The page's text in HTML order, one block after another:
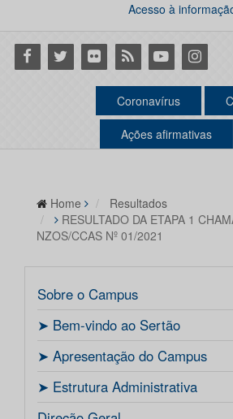
Acesso à
Facebook
Twitter Flickr RSS Youtube
Coronavírus
Ações afirmativas
Home
Resultados
RESULTADO DA ETAPA 1
NZOS/CCAS Nº 01/2021
Sobre o Campus
ㅤ➤ Bem-vindo ao Sertão
ㅤ➤ Apresentação do Campus
ㅤ➤ Estrutura Administrativa